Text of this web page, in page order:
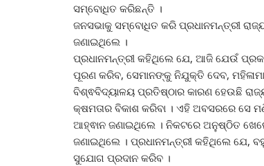
ସମ୍ବୋଧିତ କରିଛନ୍ତି ।
ଜନସଭାକୁ ସମ୍ବୋଧିତ କରି ପ୍ରଧାନମନ୍ତ୍ରୀ
ଜଣାଇଥିଲେ ।
ପ୍ରଧାନମନ୍ତ୍ରୀ କହିଥିଲେ ଯେ, ଆଜି ଯେଉଁ
ପୂରଣ କରିବ, ସେମାନଙ୍କୁ ନିଯୁକ୍ତି ଦେବ,
ବିଶ୍ଵବିଦ୍ୟାଳୟ ପ୍ରତିଷ୍ଠାର କାରଣ ହେଉଛି
କ୍ଷମତାର ବିକାଶ କରିବା । ଏହି ଅବସରରେ ସେ
ଆହ୍ଵାନ ଜଣାଇଥିଲେ । ନିକଟରେ ଅନୁଷ୍ଠିତ
ଜଣାଇଥିଲେ । ପ୍ରଧାନମନ୍ତ୍ରୀ କହିଥିଲେ ଯେ,
ସୁଯୋଗ ପ୍ରଦାନ କରିବ ।